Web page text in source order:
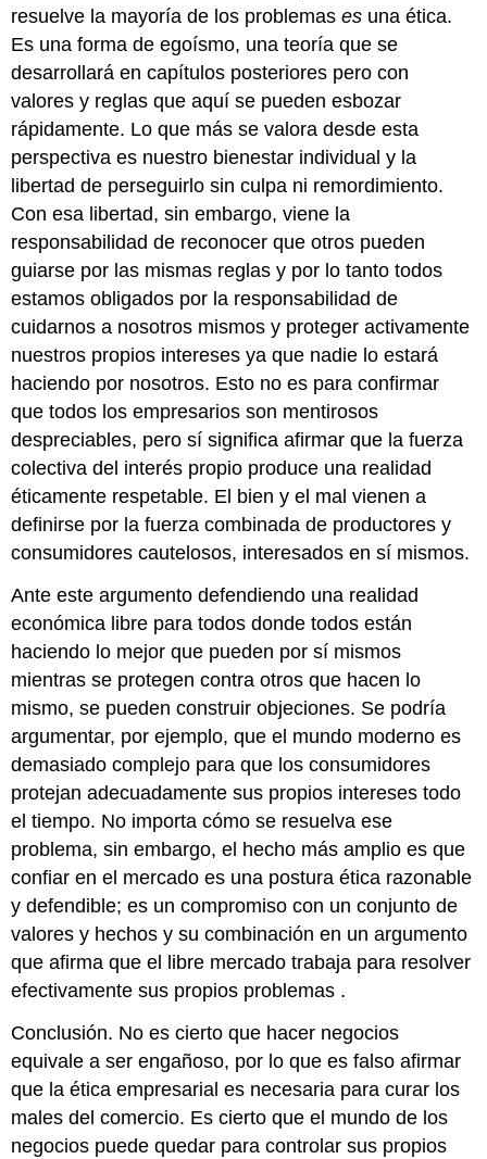
resuelve la mayoría de los problemases una ética.
Es una forma de egoísmo, una teoría que se
desarrollará en capítulos posteriores pero con
valores y reglas que aquí se pueden esbozar
rápidamente. Lo que más se valora desde esta
perspectiva es nuestro bienestar individual y la
libertad de perseguirlo sin culpa ni remordimiento.
Con esa libertad, sin embargo, viene la
responsabilidad de reconocer que otros pueden
guiarse por las mismas reglas y por lo tanto todos
estamos obligados por la responsabilidad de
cuidarnos a nosotros mismos y proteger activamente
nuestros propios intereses ya que nadie lo estará
haciendo por nosotros. Esto no es para confirmar
que todos los empresarios son mentirosos
despreciables, pero sí significa afirmar que la fuerza
colectiva del interés propio produce una realidad
éticamente respetable. El bien y el mal vienen a
definirse por la fuerza combinada de productores y
consumidores cautelosos, interesados en sí mismos.
Ante este argumento defendiendo una realidad
económica libre para todos donde todos están
haciendo lo mejor que pueden por sí mismos
mientras se protegen contra otros que hacen lo
mismo, se pueden construir objeciones. Se podría
argumentar, por ejemplo, que el mundo moderno es
demasiado complejo para que los consumidores
protejan adecuadamente sus propios intereses todo
el tiempo. No importa cómo se resuelva ese
problema, sin embargo, el hecho más amplio es que
confiar en el mercado es una postura ética razonable
y defendible; es un compromiso con un conjunto de
valores y hechos y su combinación en un argumento
que afirma que el libre mercado trabaja para resolver
efectivamente sus propios problemas .
Conclusión. No es cierto que hacer negocios
equivale a ser engañoso, por lo que es falso afirmar
que la ética empresarial es necesaria para curar los
males del comercio. Es cierto que el mundo de los
negocios puede quedar para controlar sus propios